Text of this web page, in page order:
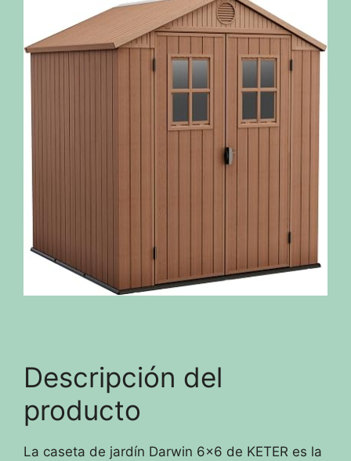
Descripción del
producto
La caseta de jardín Darwin 6×6 de KETER es la